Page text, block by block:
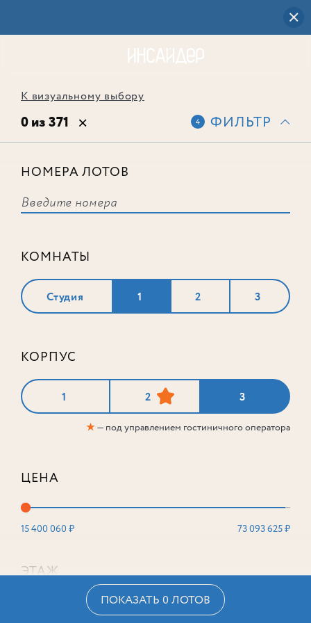
К визуальному выбору
0 из 371 4 ФИЛЬТР
НОМЕРА ЛОТОВ
КОМНАТЫ
Студия 1 2 3
КОРПУС
1 2 3
★— под управлением гостиничного оператора
ЦЕНА
15 400 060 ₽ 73 093 625 ₽
ЭТАЖ
ПОКАЗАТЬ 0 ЛОТОВ
соответствует ни одного лота